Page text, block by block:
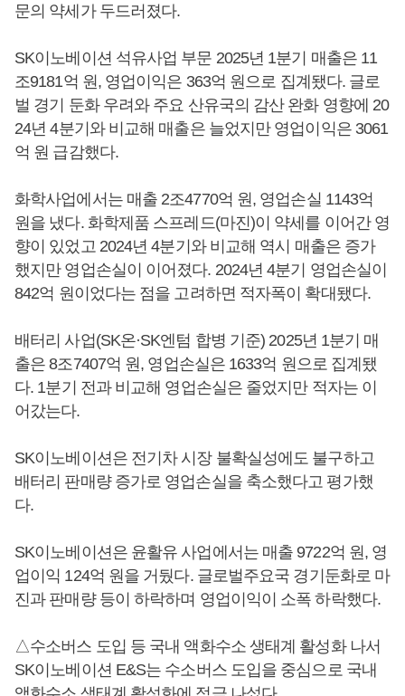
문의 약세가 두드러졌다.
SK이노베이션 석유사업 부문 2025년 1분기 매출은 11
조9181억 원, 영업이익은 363억 원으로 집계됐다. 글로
벌 경기 둔화 우려와 주요 산유국의 감산 완화 영향에 20
24년 4분기와 비교해 매출은 늘었지만 영업이익은 3061
억 원 급감했다.
화학사업에서는 매출 2조4770억 원, 영업손실 1143억
원을 냈다. 화학제품 스프레드(마진)이 약세를 이어간 영
향이 있었고 2024년 4분기와 비교해 역시 매출은 증가
했지만 영업손실이 이어졌다. 2024년 4분기 영업손실이
842억 원이었다는 점을 고려하면 적자폭이 확대됐다.
배터리 사업(SK온·SK엔텀 합병 기준) 2025년 1분기 매
출은 8조7407억 원, 영업손실은 1633억 원으로 집계됐
다. 1분기 전과 비교해 영업손실은 줄었지만 적자는 이
어갔는다.
SK이노베이션은 전기차 시장 불확실성에도 불구하고
배터리 판매량 증가로 영업손실을 축소했다고 평가했
다.
SK이노베이션은 윤활유 사업에서는 매출 9722억 원, 영
업이익 124억 원을 거뒀다. 글로벌주요국 경기둔화로 마
진과 판매량 등이 하락하며 영업이익이 소폭 하락했다.
△수소버스 도입 등 국내 액화수소 생태계 활성화 나서
SK이노베이션 E&S는 수소버스 도입을 중심으로 국내